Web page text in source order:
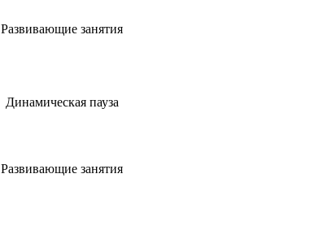
Развивающие занятия
Динамическая пауза
Развивающие занятия